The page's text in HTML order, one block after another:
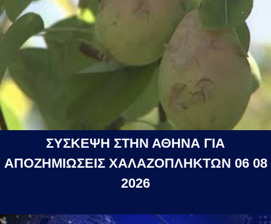
ΣΥΣΚΕΨΗ ΣΤΗΝ ΑΘΗΝΑ ΓΙΑ
ΑΠΟΖΗΜΙΩΣΕΙΣ ΧΑΛΑΖΟΠΛΗΚΤΩΝ 06 08
2026